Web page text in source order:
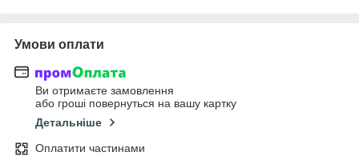
Умови оплати
Ви отримаєте замовлення
або гроші повернуться на вашу картку
Детальніше
Оплатити частинами